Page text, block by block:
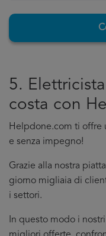
5.
costa con
Helpdone.com ti offre
e senza impegno!
Grazie alla nostra
giorno migliaia di
i settori.
In questo modo i